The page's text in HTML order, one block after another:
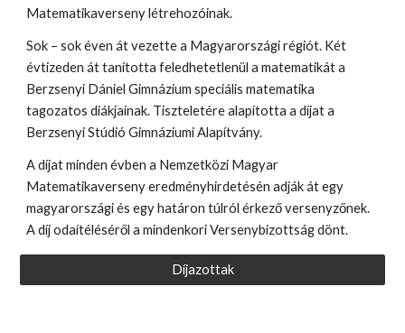
Matematikaverseny létrehozóinak.
Sok – sok éven át vezette a Magyarországi régiót. Két
évtizeden át tanította feledhetetlenül a matematikát a
Berzsenyi Dániel Gimnázium speciális matematika
tagozatos diákjainak. Tiszteletére alapította a díjat a
Berzsenyi Stúdió Gimnáziumi Alapítvány.
A díjat minden évben a Nemzetközi Magyar
Matematikaverseny eredményhirdetésén adják át egy
magyarországi és egy határon túlról érkező versenyzőnek.
A díj odaítéléséről a mindenkori Versenybizottság dönt.
Díjazottak